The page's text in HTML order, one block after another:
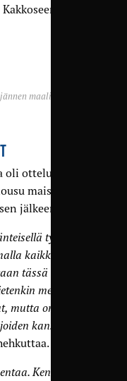
maalin komealla
oli ottelun
maistuu
jälkeen.
työllä.
kaikki
tässä on kaksi
meillä on
on myös
kanssa on
Kentällä on